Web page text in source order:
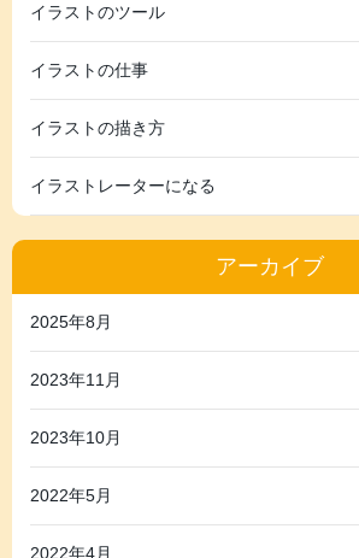
イラストのツール
イラストの仕事
イラストの描き方
イラストレーターになる
アーカイブ
2025年8月
2023年11月
2023年10月
2022年5月
2022年4月